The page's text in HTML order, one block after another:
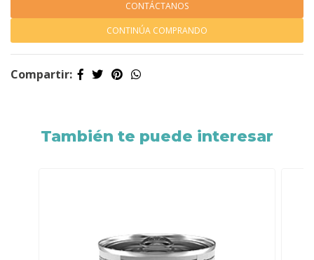
CONTÁCTANOS
CONTINÚA COMPRANDO
Compartir:
También te puede interesar